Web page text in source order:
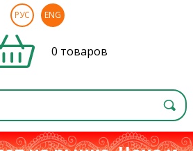
РУС ENG
0 товаров